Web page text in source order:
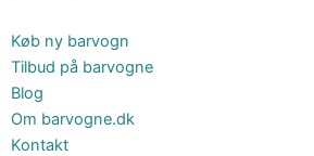
Køb ny barvogn
Tilbud på barvogne
Blog
Om barvogne.dk
Kontakt